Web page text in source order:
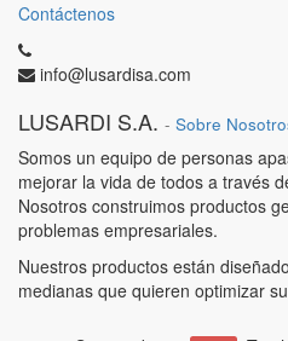
Contáctenos
info@lusardisa.com
LUSARDI S.A. - Sobre
Somos un equipo de personas
mejorar la vida de todos a través
Nosotros construimos productos
problemas empresariales.
Nuestros productos están
medianas que quieren optimizar